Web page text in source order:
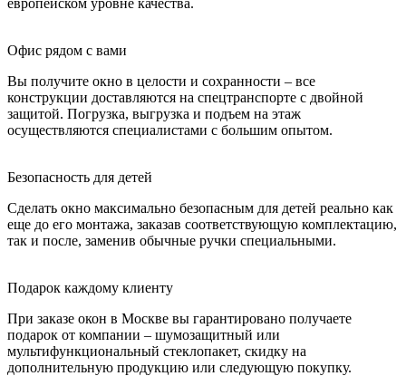
Офис рядом с вами
Вы получите окно в целости и сохранности – все
конструкции доставляются на спецтранспорте с двойной
защитой. Погрузка, выгрузка и подъем на этаж
осуществляются специалистами с большим опытом.
Безопасность для детей
Сделать окно максимально безопасным для детей реально как
еще до его монтажа, заказав соответствующую комплектацию,
так и после, заменив обычные ручки специальными.
Подарок каждому клиенту
При заказе окон в Москве вы гарантировано получаете
подарок от компании – шумозащитный или
мультифункциональный стеклопакет, скидку на
дополнительную продукцию или следующую покупку.